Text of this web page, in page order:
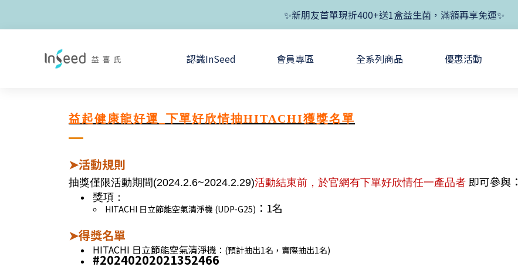
✨新朋友首單現折400+送1盒益生菌，滿額再享免運✨
✨新朋友首單現折400+送1盒益生菌，滿額再享免運✨
認識InSeed 會員專區 全系列商品 優惠活動
益起健康龍好運_下單好欣情抽HITACHI獲獎名單
➤活動規則
抽獎僅限活動期間(2024.2.6~2024.2.29)活動結束前，於官網有下單好欣情任一產品者 即可參與：
獎項：
HITACHI 日立節能空氣清淨機 (UDP-G25) ：1名
➤得獎名單
HITACHI 日立節能空氣清淨機 ：(預計抽出1名，實際抽出1名)
#20240202021352466